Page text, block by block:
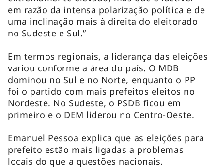
em razão da intensa polarização política e de
uma inclinação mais à direita do eleitorado
no Sudeste e Sul.”
Em termos regionais, a liderança das eleições
variou conforme a área do país. O MDB
dominou no Sul e no Norte, enquanto o PP
foi o partido com mais prefeitos eleitos no
Nordeste. No Sudeste, o PSDB ficou em
primeiro e o DEM liderou no Centro-Oeste.
Emanuel Pessoa explica que as eleições para
prefeito estão mais ligadas a problemas
locais do que a questões nacionais.